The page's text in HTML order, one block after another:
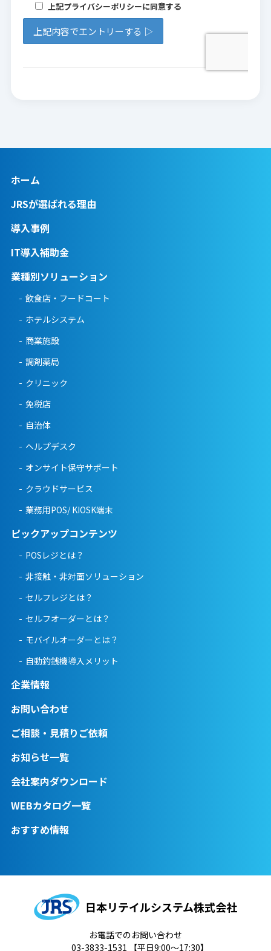
ホーム
JRSが選ばれる理由
導入事例
IT導入補助金
業種別ソリューション
飲食店・フードコート
ホテルシステム
商業施設
調剤薬局
クリニック
免税店
自治体
ヘルプデスク
オンサイト保守サポート
クラウドサービス
業務用POS/ KIOSK端末
ピックアップコンテンツ
POSレジとは？
非接触・非対面ソリューション
セルフレジとは？
セルフオーダーとは？
モバイルオーダーとは？
自動釣銭機導入メリット
企業情報
お問い合わせ
ご相談・見積りご依頼
お知らせ一覧
会社案内ダウンロード
WEBカタログ一覧
おすすめ情報
日本リテイルシステム株式会社
お電話でのお問い合わせ
03-3833-1531
【平日9:00～17:30】